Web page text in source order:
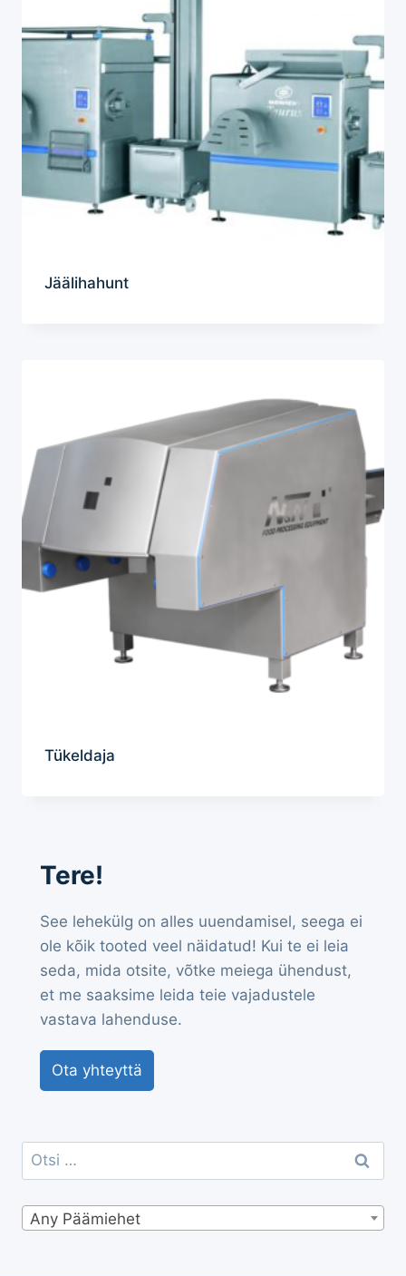
Jäälihahunt
Tükeldaja
Tere!
See lehekülg on alles uuendamisel, seega ei
ole kõik tooted veel näidatud! Kui te ei leia
seda, mida otsite, võtke meiega ühendust,
et me saaksime leida teie vajadustele
vastava lahenduse.
Ota yhteyttä
Otsi:
Any Päämiehet